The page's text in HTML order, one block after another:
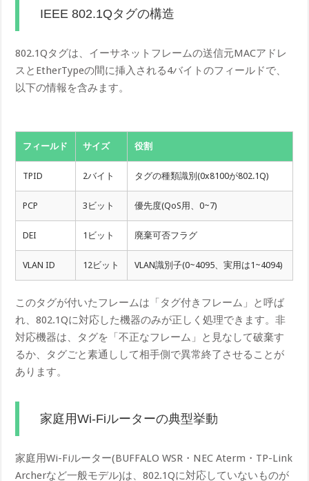
IEEE 802.1Qタグの構造
802.1Qタグは、イーサネットフレームの送信元MACアドレ
スとEtherTypeの間に挿入される4バイトのフィールドで、
以下の情報を含みます。
フィールド サイズ 役割
TPID 2バイト タグの種類識別(0x8100が802.1Q)
PCP 3ビット 優先度(QoS用、0~7)
DEI 1ビット 廃棄可否フラグ
VLAN ID 12ビット VLAN識別子(0~4095、実用は1~4094)
このタグが付いたフレームは「タグ付きフレーム」と呼ば
れ、802.1Qに対応した機器のみが正しく処理できます。非
対応機器は、タグを「不正なフレーム」と見なして破棄す
るか、タグごと素通しして相手側で異常終了させることが
あります。
家庭用Wi-Fiルーターの典型挙動
家庭用Wi-Fiルーター(BUFFALO WSR・NEC Aterm・TP-Link
Archerなど一般モデル)は、802.1Qに対応していないものが